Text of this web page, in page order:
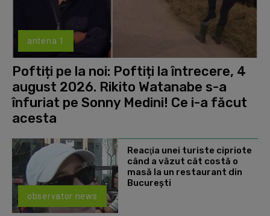
antena 1
Poftiți pe la noi: Poftiți la întrecere, 4
august 2026. Rikito Watanabe s-a
înfuriat pe Sonny Medini! Ce i-a făcut
acesta
observator news
Reacţia unei turiste cipriote
când a văzut cât costă o
masă la un restaurant din
Bucureşti